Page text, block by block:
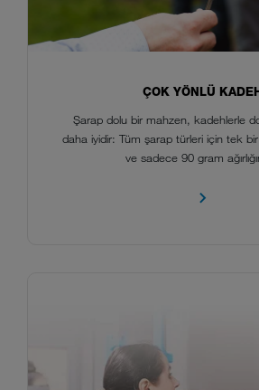
ÇOK YÖNLÜ KADEH
Şarap dolu bir mahzen, kadehlerle
daha iyidir: Tüm şarap türleri için tek
ve sadece 90 gram